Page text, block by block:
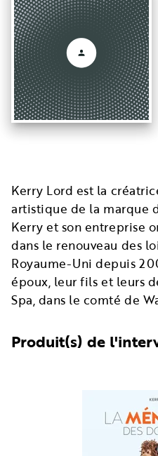
Kerry Lord est la
artistique de la marque
Kerry et son entreprise
dans le renouveau des
Royaume-Uni depuis
époux, leur fils et leurs
Spa, dans le comté de
Produit(s) de